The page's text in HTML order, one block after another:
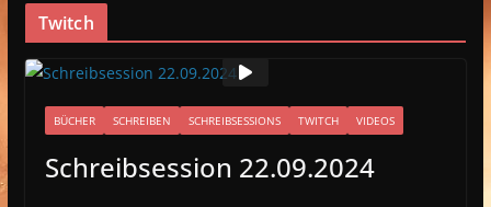
Twitch
BÜCHER SCHREIBEN SCHREIBSESSIONS TWITCH VIDEOS
Schreibsession 22.09.2024